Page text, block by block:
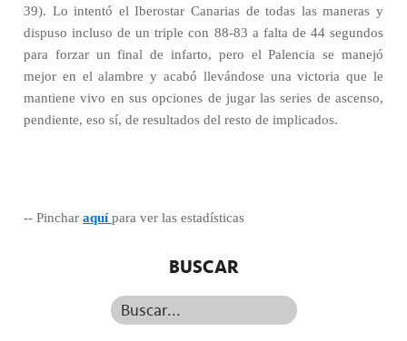
39). Lo intentó el Iberostar Canarias de todas las maneras y
dispuso incluso de un triple con 88-83 a falta de 44 segundos
para forzar un final de infarto, pero el Palencia se manejó
mejor en el alambre y acabó llevándose una victoria que le
mantiene vivo en sus opciones de jugar las series de ascenso,
pendiente, eso sí, de resultados del resto de implicados.
-- Pinchar aquípara ver las estadísticas
BUSCAR
Buscar...